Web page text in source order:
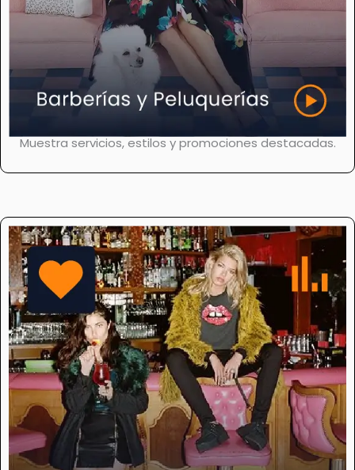
Muestra servicios, estilos y promociones destacadas.